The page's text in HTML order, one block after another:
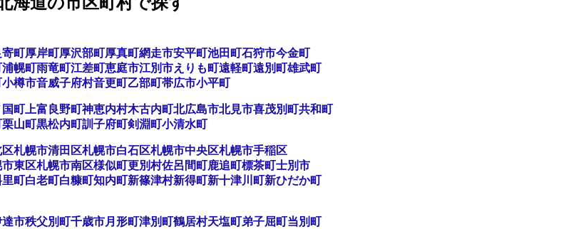
寄町厚岸町厚沢部町厚真町網走市安平町池田町石狩市今金町
浦幌町雨竜町江差町恵庭市江別市えりも町遠軽町遠別町雄武町
小樽市音威子府村音更町乙部町帯広市小平町
町上富良野町神恵内村木古内町北広島市北見市喜茂別町共和町
栗山町黒松内町訓子府町剣淵町小清水町
区札幌市清田区札幌市白石区札幌市中央区札幌市手稲区
東区札幌市南区様似町更別村佐呂間町鹿追町標茶町士別市
里町白老町白糠町知内町新篠津村新得町新十津川町新ひだか町
達市秩父別町千歳市月形町津別町鶴居村天塩町弟子屈町当別町